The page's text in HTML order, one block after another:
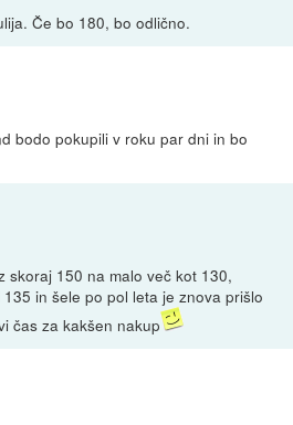
Če bo 180, bo odlično.
bodo pokupili v roku par dni in bo
skoraj 150 na malo več kot 130,
in šele po pol leta je znova prišlo
čas za kakšen nakup